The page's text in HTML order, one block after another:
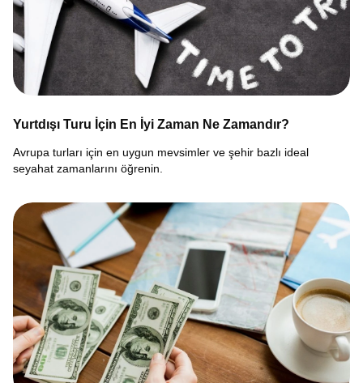
Yurtdışı Turu İçin En İyi Zaman Ne Zamandır?
Avrupa turları için en uygun mevsimler ve şehir bazlı ideal
seyahat zamanlarını öğrenin.